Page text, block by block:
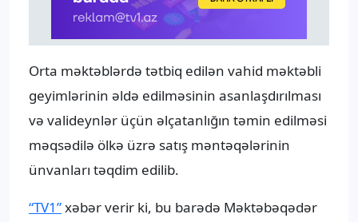
Orta məktəblərdə tətbiq edilən vahid məktəbli
geyimlərinin əldə edilməsinin asanlaşdırılması
və valideynlər üçün əlçatanlığın təmin edilməsi
məqsədilə ölkə üzrə satış məntəqələrinin
ünvanları təqdim edilib.
“TV1”xəbər verir ki, bu barədə Məktəbəqədər